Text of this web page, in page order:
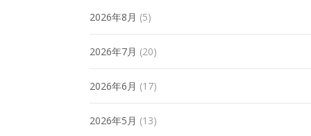
2026年8月 (5)
2026年7月 (20)
2026年6月 (17)
2026年5月 (13)